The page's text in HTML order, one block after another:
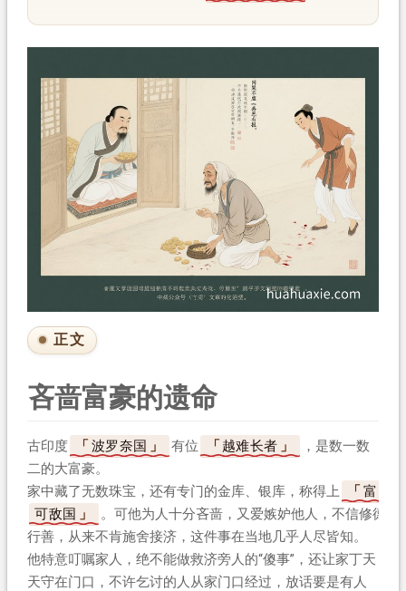
正文
吝啬富豪的遗命
古印度 波罗奈国 有位 越难长者
，是数一数
二的大富豪。
家中藏了无数珠宝，还有专门的金库、银库，称得上
富
可敌国
。可他为人十分吝啬，又爱嫉妒他人，不信修德
行善，从来不肯施舍接济，这件事在当地几乎人尽皆知。
他特意叮嘱家人，绝不能做救济旁人的“傻事”，还让家丁天
天守在门口，不许乞讨的人从家门口经过，放话要是有人